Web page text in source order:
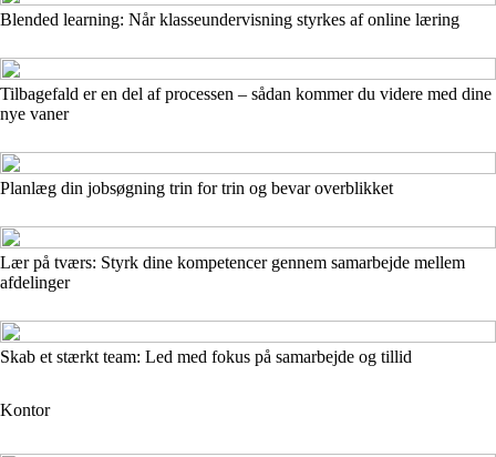
Blended learning: Når klasseundervisning styrkes af online læring
Tilbagefald er en del af processen – sådan kommer du videre med dine
nye vaner
Planlæg din jobsøgning trin for trin og bevar overblikket
Lær på tværs: Styrk dine kompetencer gennem samarbejde mellem
afdelinger
Skab et stærkt team: Led med fokus på samarbejde og tillid
Kontor